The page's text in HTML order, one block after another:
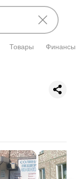
Товары Финансы